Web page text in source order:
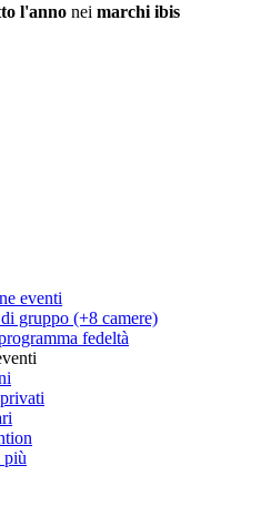
l'anno nei marchi ibis
eventi
gruppo (+8 camere)
fedeltà
più